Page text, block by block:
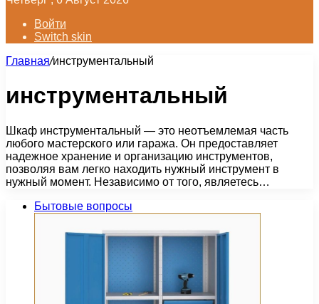
Войти
Switch skin
Главная/инструментальный
инструментальный
Шкаф инструментальный — это неотъемлемая часть
любого мастерского или гаража. Он предоставляет
надежное хранение и организацию инструментов,
позволяя вам легко находить нужный инструмент в
нужный момент. Независимо от того, являетесь…
Бытовые вопросы